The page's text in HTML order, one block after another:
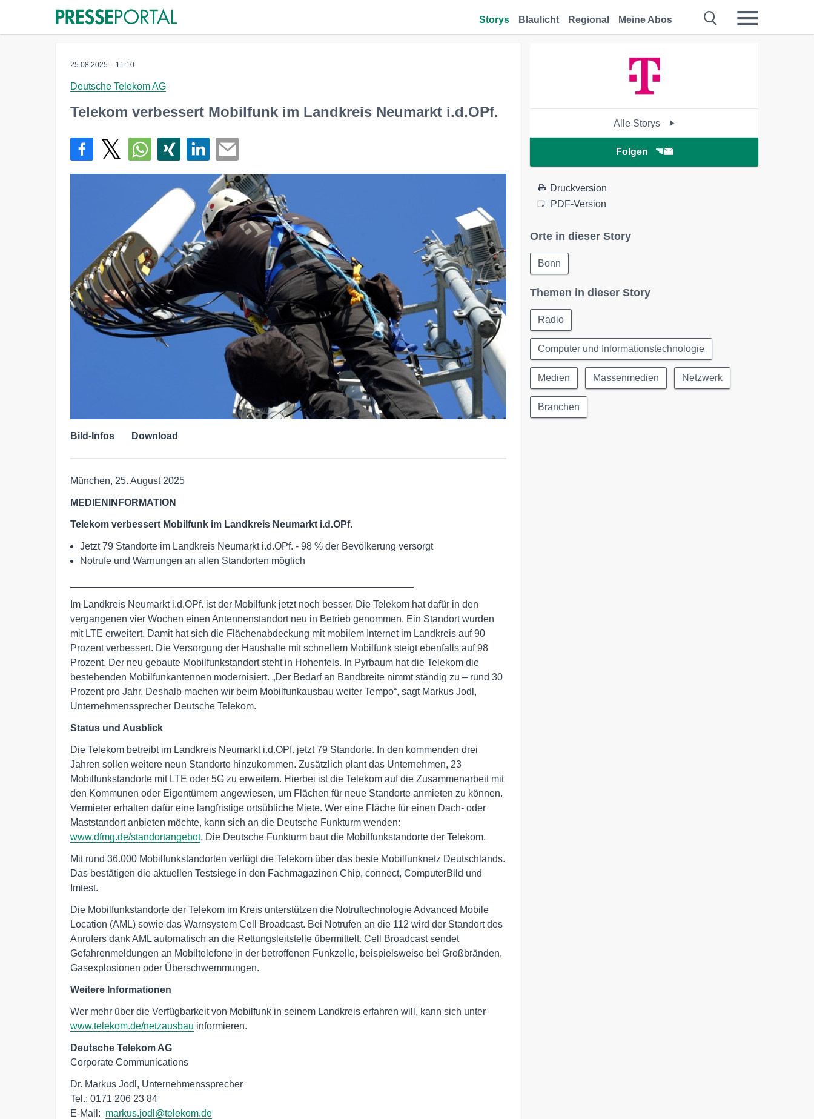
Storys Blaulicht Regional Meine Abos
25.08.2025 – 11:10
Deutsche Telekom AG
Telekom verbessert Mobilfunk im Landkreis Neumarkt i.d.OPf.
Bild-Infos Download
München, 25. August 2025
MEDIENINFORMATION
Telekom verbessert Mobilfunk im Landkreis Neumarkt i.d.OPf.
Jetzt 79 Standorte im Landkreis Neumarkt i.d.OPf. - 98 % der Bevölkerung versorgt
Notrufe und Warnungen an allen Standorten möglich
Im Landkreis Neumarkt i.d.OPf. ist der Mobilfunk jetzt noch besser. Die Telekom hat dafür in den
vergangenen vier Wochen einen Antennenstandort neu in Betrieb genommen. Ein Standort wurden
mit LTE erweitert. Damit hat sich die Flächenabdeckung mit mobilem Internet im Landkreis auf 90
Prozent verbessert. Die Versorgung der Haushalte mit schnellem Mobilfunk steigt ebenfalls auf 98
Prozent. Der neu gebaute Mobilfunkstandort steht in Hohenfels. In Pyrbaum hat die Telekom die
bestehenden Mobilfunkantennen modernisiert. „Der Bedarf an Bandbreite nimmt ständig zu – rund 30
Prozent pro Jahr. Deshalb machen wir beim Mobilfunkausbau weiter Tempo“, sagt Markus Jodl,
Unternehmenssprecher Deutsche Telekom.
Status und Ausblick
Die Telekom betreibt im Landkreis Neumarkt i.d.OPf. jetzt 79 Standorte. In den kommenden drei
Jahren sollen weitere neun Standorte hinzukommen. Zusätzlich plant das Unternehmen, 23
Mobilfunkstandorte mit LTE oder 5G zu erweitern. Hierbei ist die Telekom auf die Zusammenarbeit mit
den Kommunen oder Eigentümern angewiesen, um Flächen für neue Standorte anmieten zu können.
Vermieter erhalten dafür eine langfristige ortsübliche Miete. Wer eine Fläche für einen Dach- oder
Maststandort anbieten möchte, kann sich an die Deutsche Funkturm wenden:
www.dfmg.de/standortangebot. Die Deutsche Funkturm baut die Mobilfunkstandorte der Telekom.
Mit rund 36.000 Mobilfunkstandorten verfügt die Telekom über das beste Mobilfunknetz Deutschlands.
Das bestätigen die aktuellen Testsiege in den Fachmagazinen Chip, connect, ComputerBild und
Imtest.
Die Mobilfunkstandorte der Telekom im Kreis unterstützen die Notruftechnologie Advanced Mobile
Location (AML) sowie das Warnsystem Cell Broadcast. Bei Notrufen an die 112 wird der Standort des
Anrufers dank AML automatisch an die Rettungsleitstelle übermittelt. Cell Broadcast sendet
Gefahrenmeldungen an Mobiltelefone in der betroffenen Funkzelle, beispielsweise bei Großbränden,
Gasexplosionen oder Überschwemmungen.
Weitere Informationen
Wer mehr über die Verfügbarkeit von Mobilfunk in seinem Landkreis erfahren will, kann sich unter
www.telekom.de/netzausbau informieren.
Deutsche Telekom AG
Corporate Communications
Dr. Markus Jodl, Unternehmenssprecher
Tel.: 0171 206 23 84
E-Mail: markus.jodl@telekom.de
Alle Storys
Folgen
Druckversion
PDF-Version
Orte in dieser Story
Bonn
Themen in dieser Story
Radio
Computer und Informationstechnologie
Medien Massenmedien Netzwerk
Branchen